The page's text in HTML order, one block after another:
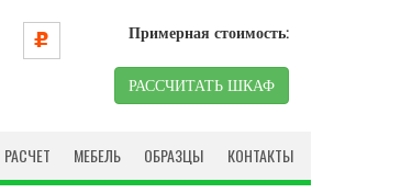
Примерная стоимость:
РАССЧИТАТЬ ШКАФ
РАСЧЕТ МЕБЕЛЬ ОБРАЗЦЫ КОНТАКТЫ